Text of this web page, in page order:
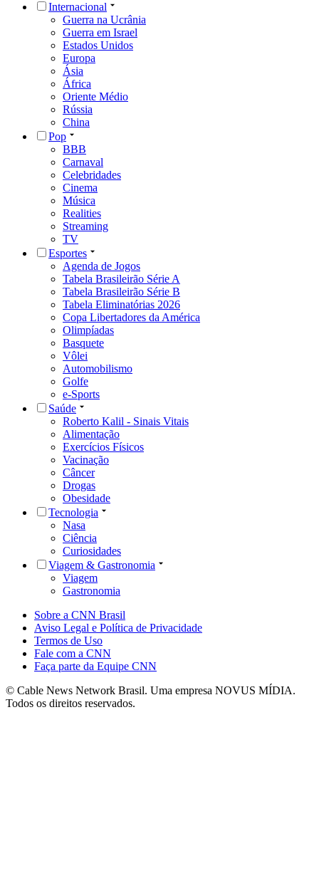
Internacional
Guerra na Ucrânia
Guerra em Israel
Estados Unidos
Europa
Ásia
África
Oriente Médio
Rússia
China
Pop
BBB
Carnaval
Celebridades
Cinema
Música
Realities
Streaming
TV
Esportes
Agenda de Jogos
Tabela Brasileirão Série A
Tabela Brasileirão Série B
Tabela Eliminatórias 2026
Copa Libertadores da América
Olimpíadas
Basquete
Vôlei
Automobilismo
Golfe
e-Sports
Saúde
Roberto Kalil - Sinais Vitais
Alimentação
Exercícios Físicos
Vacinação
Câncer
Drogas
Obesidade
Tecnologia
Nasa
Ciência
Curiosidades
Viagem & Gastronomia
Viagem
Gastronomia
Sobre a CNN Brasil
Aviso Legal e Política de Privacidade
Termos de Uso
Fale com a CNN
Faça parte da Equipe CNN
© Cable News Network Brasil. Uma empresa NOVUS MÍDIA.
Todos os direitos reservados.